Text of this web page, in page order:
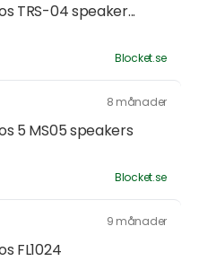
TRS-04 speaker...
Blocket.se
8 månader
5 MS05 speakers
Blocket.se
9 månader
FL1024